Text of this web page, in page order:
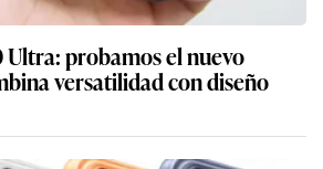
probamos el nuevo
versatilidad con diseño